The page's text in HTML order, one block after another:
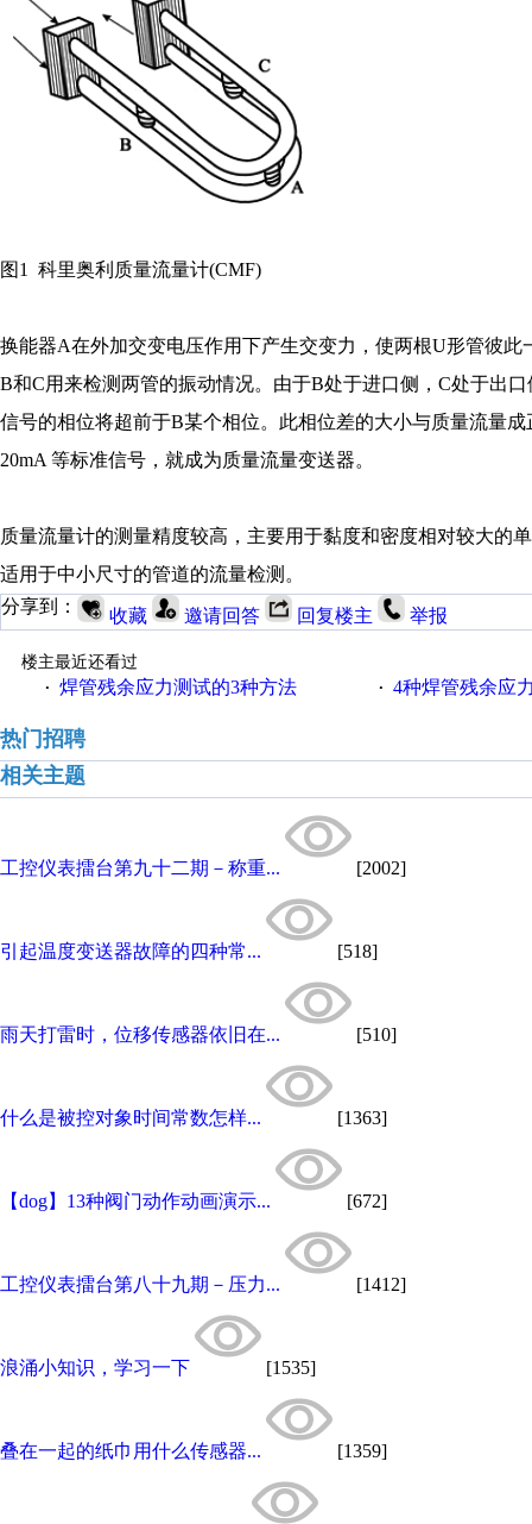
图1 科里奥利质量流量计(CMF)
换能器A在外加交变电压作用下产生交变力，使两根U形管彼
B和C用来检测两管的振动情况。由于B处于进口侧，C处于出
信号的相位将超前于B某个相位。此相位差的大小与质量流量
20mA 等标准信号，就成为质量流量变送器。
质量流量计的测量精度较高，主要用于黏度和密度相对较大的
适用于中小尺寸的管道的流量检测。
分享到：
收藏 邀请回答 回复楼主 举报
楼主最近还看过
· 焊管残余应力测试的3种方法 · 4种焊管残余应
热门招聘
相关主题
工控仪表擂台第九十二期－称重... [2002]
引起温度变送器故障的四种常... [518]
雨天打雷时，位移传感器依旧在... [510]
什么是被控对象时间常数怎样... [1363]
【dog】13种阀门动作动画演示... [672]
工控仪表擂台第八十九期－压力... [1412]
浪涌小知识，学习一下 [1535]
叠在一起的纸巾用什么传感器... [1359]